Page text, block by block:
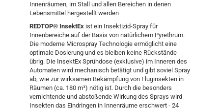
Innenräumen, im Stall und allen Bereichen in denen
Lebensmittel hergestellt werden
REDTOP® InsektEx ist ein Insektizid-Spray für
Innenbereiche auf der Basis von natürlichem Pyrethrum.
Die moderne Microspray Technologie ermöglicht eine
optimale Dosierung und es bleiben keine Rückstände
übrig. Die InsektEx Sprühdose (exklusive) im Inneren des
Automaten wird mechanisch betätigt und gibt soviel Spray
ab, wie zur wirksamen Bekämpfung von Fluginsekten in
Räumen (ca. 180 m³) nötig ist. Durch die besonders
vernichtende und abstoßende Wirkung des Sprays wird
Insekten das Eindringen in Innenräume erschwert - 24